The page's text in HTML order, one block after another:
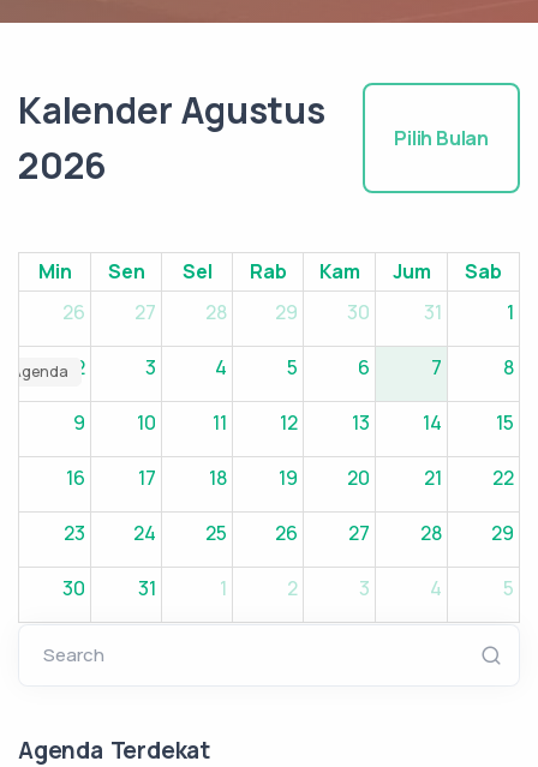
Kalender Agustus
2026
Pilih Bulan
Min Sen Sel Rab Kam Jum
Sab
26
27 28 29 30 31 1
2
1 Agenda 3 4 5 6 7 8
9 10 11 12 13 14 15
16 17 18 19 20 21 22
23 24 25 26 27 28 29
30 31 1 2 3 4 5
Search
Agenda Terdekat